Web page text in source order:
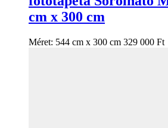
cm x 300 cm
Méret: 544 cm x 300 cm 329 000 Ft